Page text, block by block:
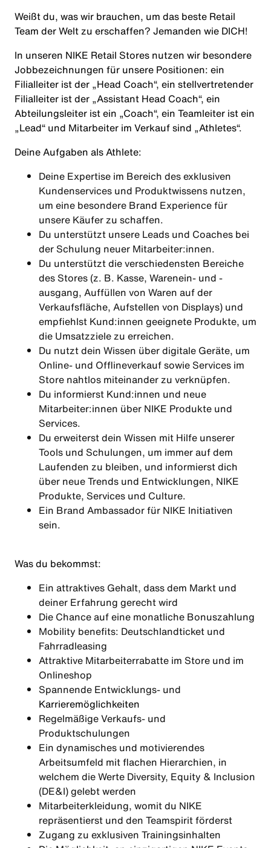
Weißt du, was wir brauchen, um das beste Retail
Team der Welt zu erschaffen? Jemanden wie DICH!
In unseren NIKE Retail Stores nutzen wir besondere
Jobbezeichnungen für unsere Positionen: ein
Filialleiter ist der „Head Coach“, ein stellvertretender
Filialleiter ist der „Assistant Head Coach“, ein
Abteilungsleiter ist ein „Coach“, ein Teamleiter ist ein
„Lead“ und Mitarbeiter im Verkauf sind „Athletes“.
Deine Aufgaben alsAthlete:
Deine Expertise im Bereich des exklusiven
Kundenservices und Produktwissens nutzen,
um eine besondere Brand Experience für
unsere Käufer zu schaffen.
Du unterstützt unsere Leads und Coaches bei
der Schulung neuer Mitarbeiter:innen.
Du unterstützt die verschiedensten Bereiche
des Stores (z. B. Kasse, Warenein- und -
ausgang, Auffüllen von Waren auf der
Verkaufsfläche, Aufstellen von Displays) und
empfiehlst Kund:innen geeignete Produkte, um
die Umsatzziele zu erreichen.
Du nutzt dein Wissen über digitale Geräte, um
Online- und Offlineverkauf sowie Services im
Store nahtlos miteinander zu verknüpfen.
Du informierst Kund:innen und neue
Mitarbeiter:innen über NIKE Produkte und
Services.
Du erweiterst dein Wissen mit Hilfe unserer
Tools und Schulungen, um immer auf dem
Laufenden zu bleiben, und informierst dich
über neue Trends und Entwicklungen, NIKE
Produkte, Services und Culture.
Ein Brand Ambassador für NIKE Initiativen
sein.
Was du bekommst:
Ein attraktives Gehalt, dass dem Markt und
deiner Erfahrung gerecht wird
Die Chance auf eine monatliche Bonuszahlung
Mobility benefits: Deutschlandticket und
Fahrradleasing
Attraktive Mitarbeiterrabatte im Store und im
Onlineshop
Spannende Entwicklungs- und
Karrieremöglichkeiten
Regelmäßige Verkaufs- und
Produktschulungen
Ein dynamisches und motivierendes
Arbeitsumfeld mit flachen Hierarchien, in
welchem die Werte Diversity, Equity & Inclusion
(DE&I) gelebt werden
Mitarbeiterkleidung, womit du NIKE
repräsentierst und den Teamspirit förderst
Zugang zu exklusiven Trainingsinhalten